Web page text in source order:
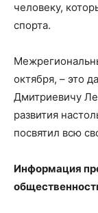
человеку,
спорта.
октября, – это
Дмитриевичу
развития
посвятил всю
Информация